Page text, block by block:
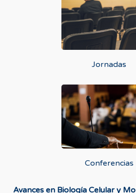
Jornadas
Conferencias
Avances en Biología Celular y